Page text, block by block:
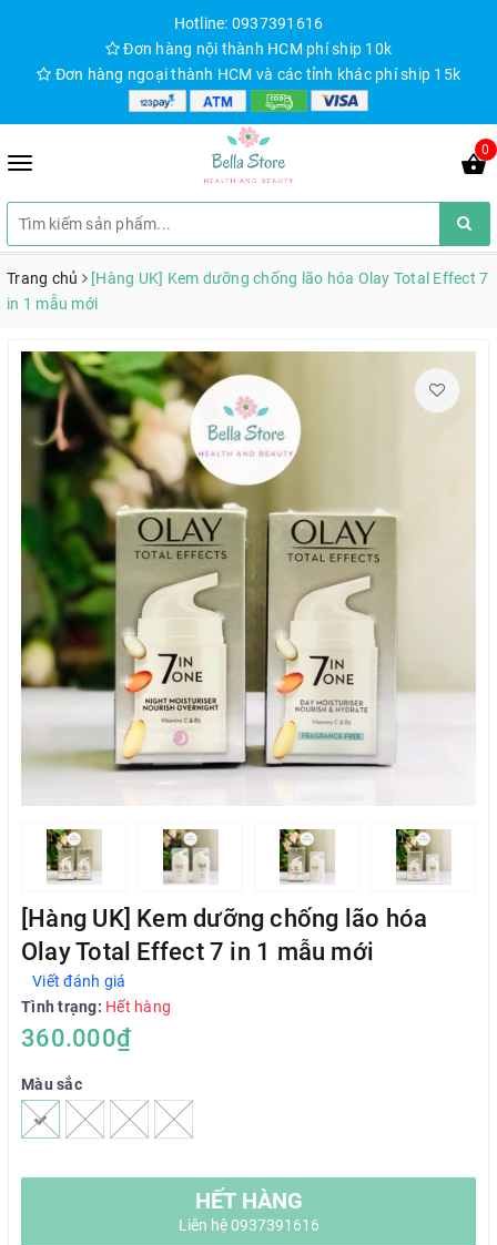
Hotline: 0937391616
Đơn hàng nội thành HCM phí ship 10k
Đơn hàng ngoại thành HCM và các tỉnh khác phí ship 15k
0
Trang chủ
[Hàng UK] Kem dưỡng chống lão hóa Olay Total Effect 7
in 1 mẫu mới
[Hàng UK] Kem dưỡng chống lão hóa
Olay Total Effect 7 in 1 mẫu mới
Viết đánh giá
Tình trạng: Hết hàng
360.000₫
Màu sắc
HẾT HÀNG
Liên hệ 0937391616